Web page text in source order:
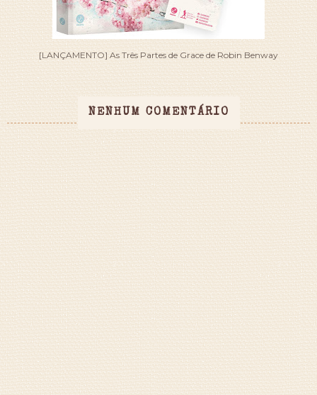
[LANÇAMENTO] As Três Partes de Grace de Robin Benway
NENHUM COMENTÁRIO